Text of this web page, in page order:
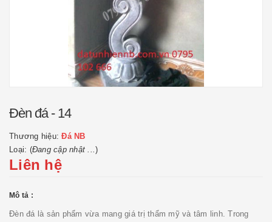
Đèn đá - 14
Thương hiệu:Đá NB
Loại: (Đang cập nhật ...)
Liên hệ
Mô tả :
Đèn đá là sản phẩm vừa mang giá trị thẩm mỹ và tâm linh. Trong